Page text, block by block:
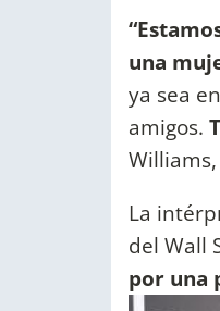
una
ya sea
amigos.
La
del Wall
por una